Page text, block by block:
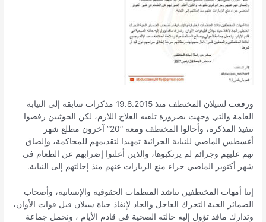
ورفعت لسيلان المختطف منذ 19.8.2015 مذكرات سابقة إلى النيابة
العامة والتي وجهت بضرورة تلقيه العلاج اللازم، لكن الحوثيين رفضوا
تنفيذ المذكرة، وأحالوا المختطف ومعه “20” آخرون مطلع شهر
أغسطس الماضي للنيابة الجزائية تمهيدا لتقديمهم للمحاكمة، وإلصاق
تهم عليهم وجرائم لم يرتكبوها، والذين أعلنوا إضرابهم عن الطعام في
شهر أكتوبر الماضي جراء منع الزيارات عنهم منذ إحالتهم إلى النيابة.
إننا أمهات المختطفين نناشد المنظمات الحقوقية والإنسانية، وأصحاب
الضمائر الحية التحرك العاجل والجاد لإنقاذ حياة سيلان قبل فوات الأوان،
وتدارك ماقد تؤول إليه حالته الصحية في قادم الأيام ، ونحمل جماعة